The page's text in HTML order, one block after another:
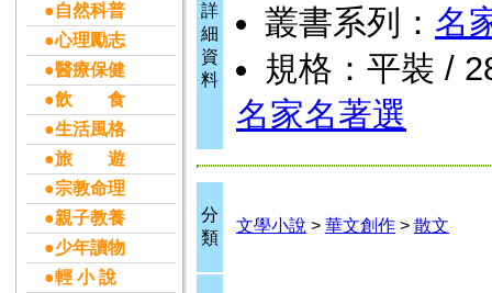
●自然科普
●心理勵志
●醫療保健
●飲 食
●生活風格
●旅 遊
●宗教命理
●親子教養
●少年讀物
●輕 小 說
詳
細
資
料
叢書系列： 名
規格：平裝 /
名家名著選
分
類
文學小說 > 華文創作 > 散文